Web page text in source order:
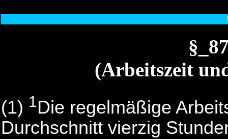
(Arbeitszeit
(1) 1Die regelmäßige
Durchschnitt vierzig